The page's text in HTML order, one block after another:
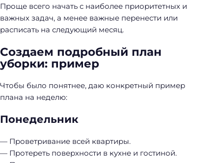
Проще всего начать с наиболее приоритетных и
важных задач, а менее важные перенести или
расписать на следующий месяц.
Создаем подробный план
уборки: пример
Чтобы было понятнее, даю конкретный пример
плана на неделю:
Понедельник
— Проветривание всей квартиры.
— Протереть поверхности в кухне и гостиной.